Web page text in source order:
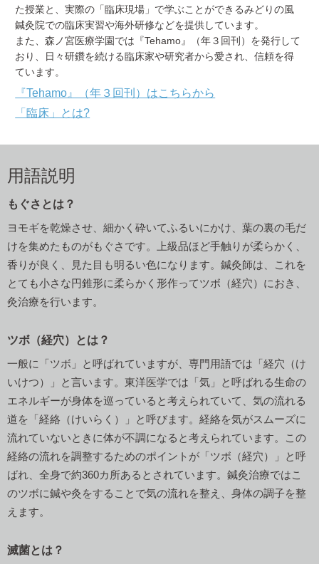
た授業と、実際の「臨床現場」で学ぶことができるみどりの風
鍼灸院での臨床実習や海外研修などを提供しています。
また、森ノ宮医療学園では『Tehamo』（年３回刊）を発行して
おり、日々研鑽を続ける臨床家や研究者から愛され、信頼を得
ています。
『Tehamo』（年３回刊）はこちらから
「臨床」とは?
用語説明
もぐさとは？
ヨモギを乾燥させ、細かく砕いてふるいにかけ、葉の裏の毛だ
けを集めたものがもぐさです。上級品ほど手触りが柔らかく、
香りが良く、見た目も明るい色になります。鍼灸師は、これを
とても小さな円錐形に柔らかく形作ってツボ（経穴）におき、
灸治療を行います。
ツボ（経穴）とは？
一般に「ツボ」と呼ばれていますが、専門用語では「経穴（け
いけつ）」と言います。東洋医学では「気」と呼ばれる生命の
エネルギーが身体を巡っていると考えられていて、気の流れる
道を「経絡（けいらく）」と呼びます。経絡を気がスムーズに
流れていないときに体が不調になると考えられています。この
経絡の流れを調整するためのポイントが「ツボ（経穴）」と呼
ばれ、全身で約360カ所あるとされています。鍼灸治療ではこ
のツボに鍼や灸をすることで気の流れを整え、身体の調子を整
えます。
滅菌とは？